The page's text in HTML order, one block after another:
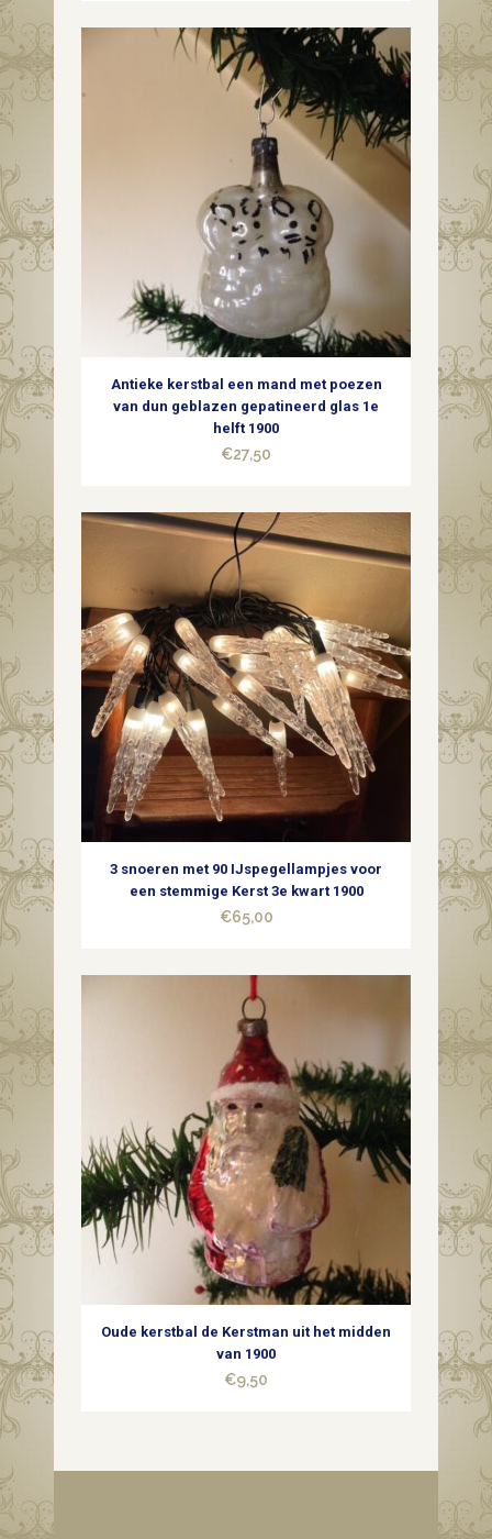
Antieke kerstbal een mand met poezen
van dun geblazen gepatineerd glas 1e
helft 1900
€27,50
3 snoeren met 90 IJspegellampjes voor
een stemmige Kerst 3e kwart 1900
€65,00
Oude kerstbal de Kerstman uit het midden
van 1900
€9,50